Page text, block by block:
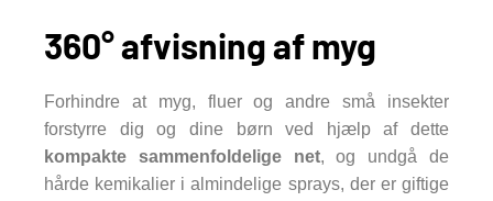
360° afvisning af myg
Forhindre at myg, fluer og andre små insekter
forstyrre dig og dine børn ved hjælp af dette
kompakte sammenfoldelige net, og undgå de
hårde kemikalier i almindelige sprays, der er giftige